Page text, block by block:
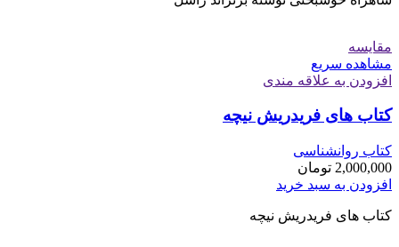
مقایسه
مشاهده سریع
افزودن به علاقه مندی
کتاب های فریدریش نیچه
کتاب روانشناسی
2,000,000 تومان
افزودن به سبد خرید
کتاب های فریدریش نیچه